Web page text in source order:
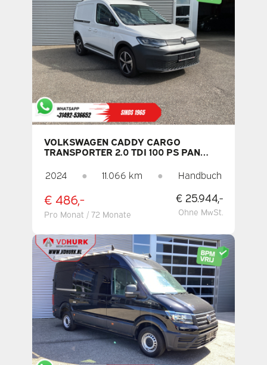
VOLKSWAGEN CADDY CARGO
TRANSPORTER 2.0 TDI 100 PS PAN
VIRTUAL COCKPIT / CARPLAY /
KAMERA / PDC / TEMPOMAT /
2024 ● 11.066 km ● Handbuch
€ 486,-
Pro Monat / 72 Monate
€ 25.944,-
Ohne MwSt.